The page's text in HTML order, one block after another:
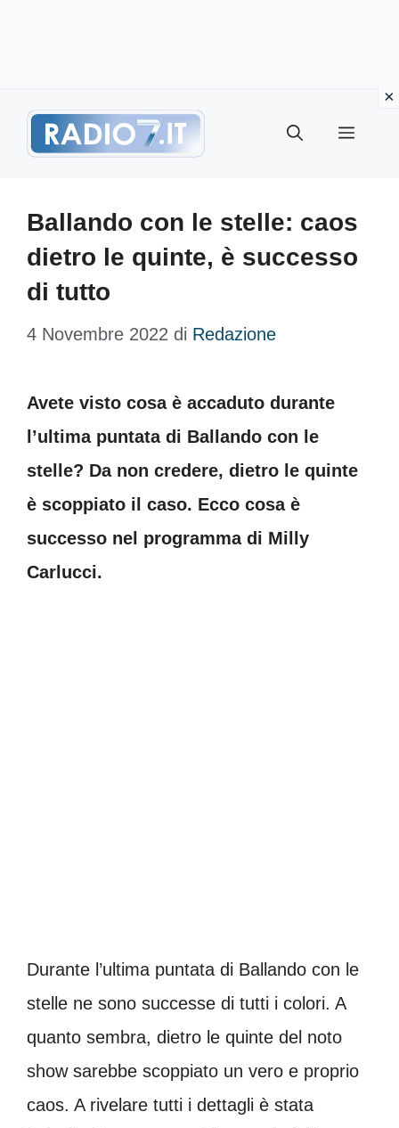
Menu
Ballando con le stelle: caos
dietro le quinte, è successo
di tutto
4 Novembre 2022 di Redazione
Avete visto cosa è accaduto durante
l’ultima puntata di Ballando con le
stelle? Da non credere, dietro le quinte
è scoppiato il caso. Ecco cosa è
successo nel programma di Milly
Carlucci.
Durante l’ultima puntata di Ballando con le
stelle ne sono successe di tutti i colori. A
quanto sembra, dietro le quinte del noto
show sarebbe scoppiato un vero e proprio
caos. A rivelare tutti i dettagli è stata